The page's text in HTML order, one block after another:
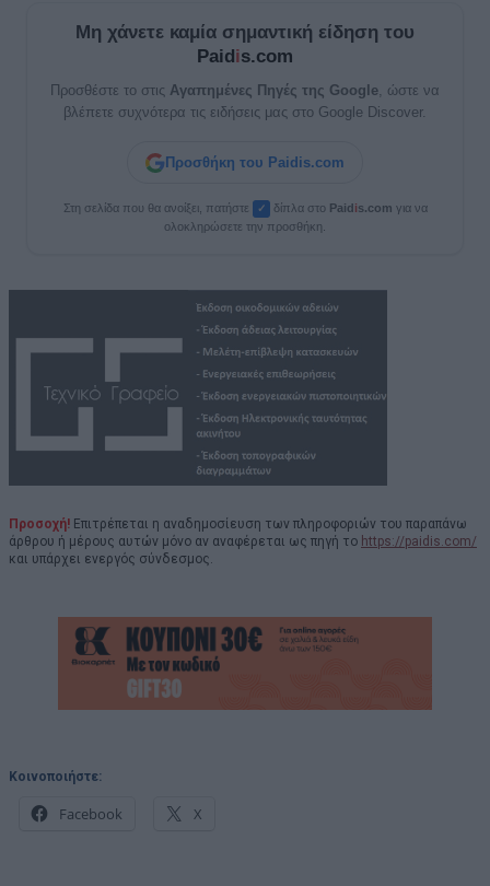
Μη χάνετε καμία σημαντική είδηση του
Paid is.com
Προσθέστε το στις Αγαπημένες Πηγές της Google, ώστε να
βλέπετε συχνότερα τις ειδήσεις μας στο Google Discover.
Προσθήκη του Paidis.com
Στη σελίδα που θα ανοίξει, πατήστε ✓ δίπλα στο Paid is.com για να
ολοκληρώσετε την προσθήκη.
Προσοχή! Επιτρέπεται η αναδημοσίευση των πληροφοριών του παραπάνω
άρθρου ή μέρους αυτών μόνο αν αναφέρεται ως πηγή το https://paidis.com/
και υπάρχει ενεργός σύνδεσμος.
Κοινοποιήστε:
Facebook X